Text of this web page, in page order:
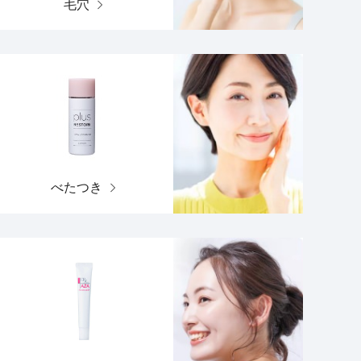
毛穴
べたつき